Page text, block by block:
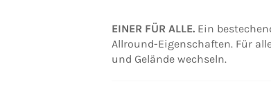
EINER FÜR ALLE. Ein
Allround-Eigenschaften. Für
und Gelände wechseln.